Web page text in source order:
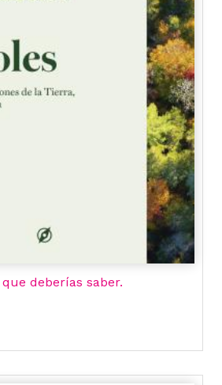
deberías saber.